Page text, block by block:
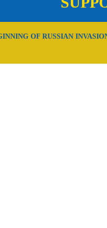
OF RUSSIAN